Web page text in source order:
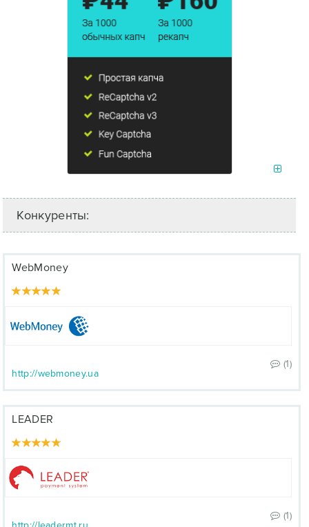
Конкуренты:
WebMoney
(1)
http://webmoney.ua
LEADER
(1)